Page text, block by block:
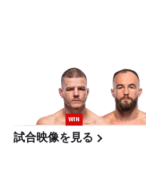
WIN
試合映像を見る